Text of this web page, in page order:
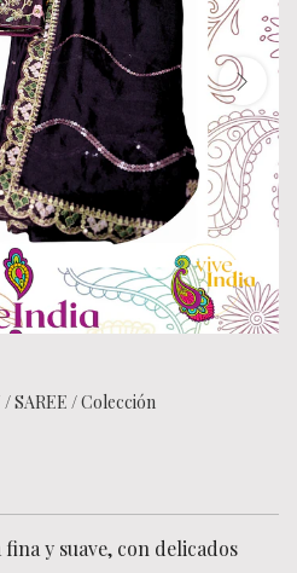
/SAREE /Colección
y suave, con delicados